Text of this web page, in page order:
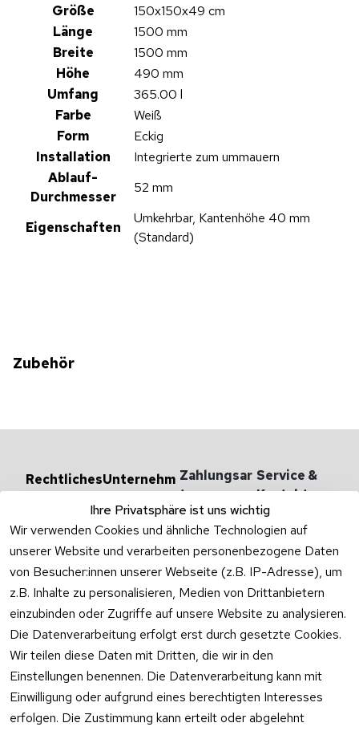
Größe
150x150x49 cm
Länge
1500 mm
Breite
1500 mm
Höhe
490 mm
Umfang
365.00 l
Farbe
Weiß
Form
Eckig
Installation
Integrierte zum ummauern
Ablauf-
Durchmesser
52 mm
Eigenschaften
Umkehrbar, Kantenhöhe 40 mm
(Standard)
Zubehör
Ihre Privatsphäre ist uns wichtig
Wir verwenden Cookies und ähnliche Technologien auf
unserer Website und verarbeiten personenbezogene Daten
von Besucher:innen unserer Webseite (z.B. IP-Adresse), um
z.B. Inhalte zu personalisieren, Medien von Drittanbietern
einzubinden oder Zugriffe auf unsere Website zu analysieren.
Die Datenverarbeitung erfolgt erst durch gesetzte Cookies.
Wir teilen diese Daten mit Dritten, die wir in den
Einstellungen benennen. Die Datenverarbeitung kann mit
Einwilligung oder aufgrund eines berechtigten Interesses
erfolgen. Die Zustimmung kann erteilt oder abgelehnt
Rechtliches
Impressum
Datenschutzer
klärung
Widerrufsrecht
Vertrag
widerrufen
Unternehm
en
Versandarten
& -kosten
Ab- und
Überlaufgarnit
uren
Zahlungsar
ten
Versandpar
tner
Service &
Kontakt
Haben
Rufen Sie
oder
Sie per
Mo –
Do: